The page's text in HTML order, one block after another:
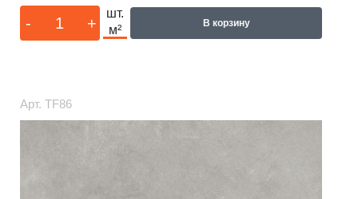
- +
шт.
м²
В корзину
Арт. TF86